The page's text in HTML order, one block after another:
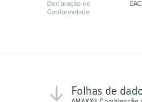
Declaração de
Conformidade
EAC
Folhas de